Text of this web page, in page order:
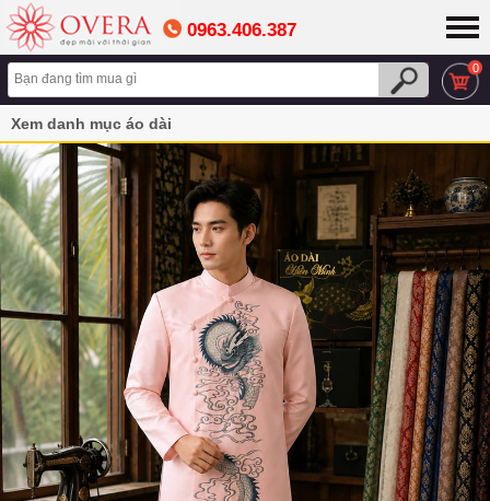
0963.406.387
0
Xem danh mục áo dài
Áo Dài Nam Màu Hồng Pastel Thêu Rồng Cao Cấp